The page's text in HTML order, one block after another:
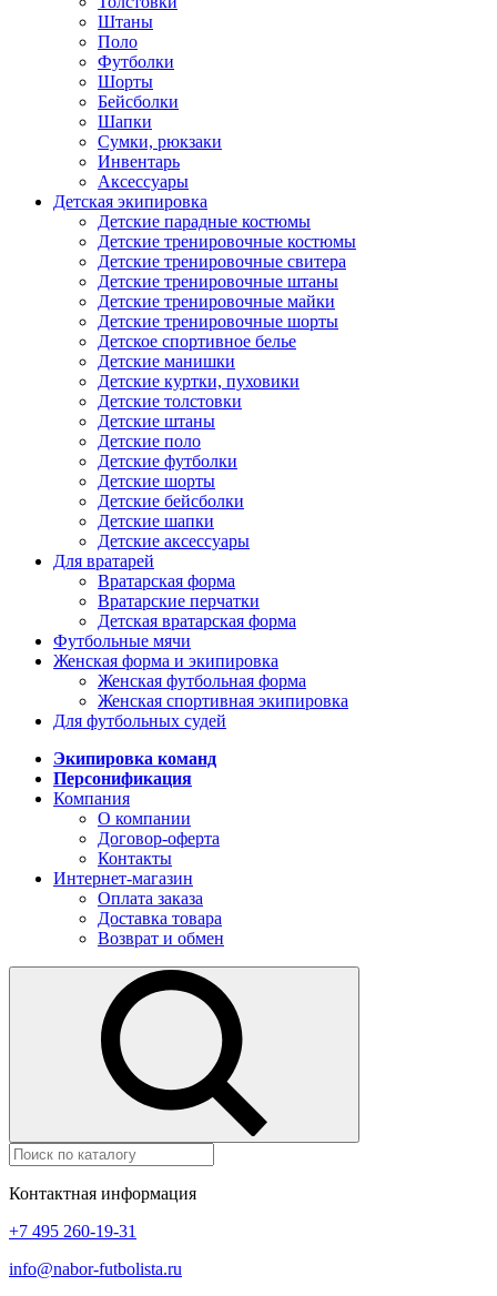
Штаны
Поло
Футболки
Шорты
Бейсболки
Шапки
Сумки, рюкзаки
Инвентарь
Аксессуары
Детская экипировка
Детские парадные костюмы
Детские тренировочные костюмы
Детские тренировочные свитера
Детские тренировочные штаны
Детские тренировочные майки
Детские тренировочные шорты
Детское спортивное белье
Детские манишки
Детские куртки, пуховики
Детские толстовки
Детские штаны
Детские поло
Детские футболки
Детские шорты
Детские бейсболки
Детские шапки
Детские аксессуары
Для вратарей
Вратарская форма
Вратарские перчатки
Детская вратарская форма
Футбольные мячи
Женская форма и экипировка
Женская футбольная форма
Женская спортивная экипировка
Для футбольных судей
Экипировка команд
Персонификация
Компания
О компании
Договор-оферта
Контакты
Интернет-магазин
Оплата заказа
Доставка товара
Возврат и обмен
Контактная информация
+7 495 260-19-31
info@nabor-futbolista.ru